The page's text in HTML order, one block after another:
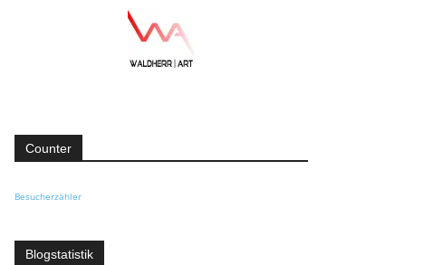
Counter
Besucherzähler
Blogstatistik